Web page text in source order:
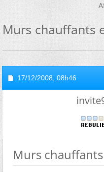
Murs chauffants
17/12/2008, 08h46
Murs